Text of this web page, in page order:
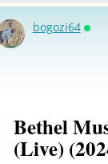
bogozi64
Bethel
(Live)